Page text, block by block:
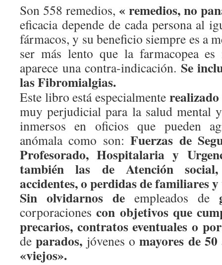
Son 558 remedios, « remedios, no
eficacia depende de cada persona al
fármacos, y su beneficio siempre es a
ser más lento que la farmacopea
aparece una contra-indicación. Se
las Fibromialgias.
Este libro está especialmente realizado
muy perjudicial para la salud mental
inmersos en oficios que pueden
anómala como son:Fuerzas de
Profesorado, Hospitalaria y
también las de Atención
accidentes, o perdidas de familiares
Sin olvidarnos de empleados de
corporacionescon objetivos que
precarios, contratos eventuales o
deparados, jóvenes omayores de
«viejos».